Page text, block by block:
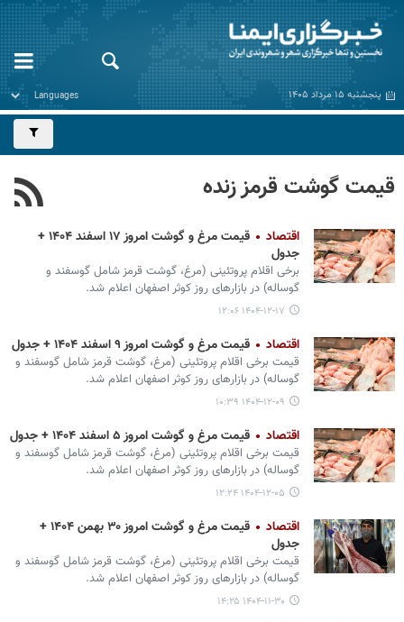
پنجشنبه ۱۵ مرداد ۱۴۰۵
قیمت گوشت قرمز زنده
اقتصاد
قیمت مرغ و گوشت امروز ۱۷ اسفند ۱۴۰۴ +
جدول
برخی اقلام پروتئینی (مرغ، گوشت قرمز شامل گوسفند و
گوساله) در بازارهای روز کوثر اصفهان اعلام شد.
۱۴۰۴-۱۲-۱۷ ۱۲:۰۶
اقتصاد قیمت مرغ و گوشت امروز ۹ اسفند ۱۴۰۴ + جدول
قیمت برخی اقلام پروتئینی (مرغ، گوشت قرمز شامل گوسفند و
گوساله) در بازارهای روز کوثر اصفهان اعلام شد.
۱۴۰۴-۱۲-۰۹ ۱۰:۳۹
اقتصاد قیمت مرغ و گوشت امروز ۵ اسفند ۱۴۰۴ + جدول
قیمت برخی اقلام پروتئینی (مرغ، گوشت قرمز شامل گوسفند و
گوساله) در بازارهای روز کوثر اصفهان اعلام شد.
۱۴۰۴-۱۲-۰۵ ۱۲:۲۴
اقتصاد
قیمت مرغ و گوشت امروز ۳۰ بهمن ۱۴۰۴ +
جدول
قیمت برخی اقلام پروتئینی (مرغ، گوشت قرمز شامل گوسفند و
گوساله) در بازارهای روز کوثر اصفهان اعلام شد.
۱۴۰۴-۱۱-۳۰ ۱۴:۲۵